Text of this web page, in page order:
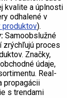
kvalite a úplnosti
odhalené v
produktov).
Samoobslužné
zrýchľujú proces
Značky,
údaje,
Real-
propagácii
s trendami